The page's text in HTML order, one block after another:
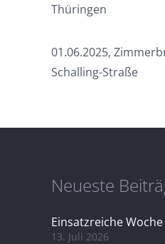
Thüringen
01.06.2025,
Schalling-Straße
Neueste
Einsatzreiche
13. Juli 2026